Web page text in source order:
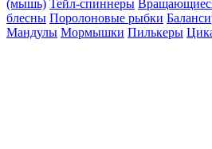
(мышь) Тейл-спиннеры
блесны Поролоновые рыбки
Мандулы Мормышки Пилькеры